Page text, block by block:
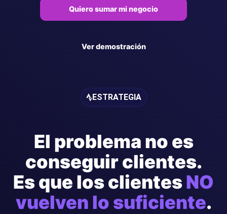
Quiero sumar mi negocio
Ver demostración
ESTRATEGIA
El problema no es
conseguir clientes.
Es que los clientesNO
vuelven lo suficiente.